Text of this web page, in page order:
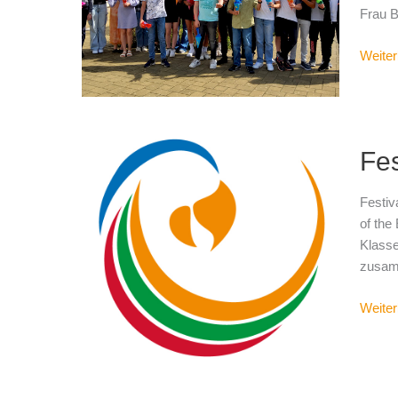
Frau
of the
of
the
Day